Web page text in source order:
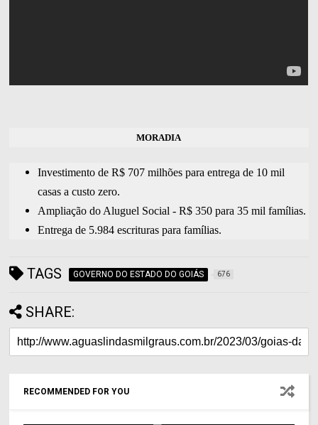
MORADIA
Investimento de R$ 707 milhões para entrega de 10 mil
casas a custo zero.
Ampliação do Aluguel Social - R$ 350 para 35 mil famílias.
Entrega de 5.984 escrituras para famílias.
TAGS GOVERNO DO ESTADO DO GOIÁS 676
SHARE:
RECOMMENDED FOR YOU